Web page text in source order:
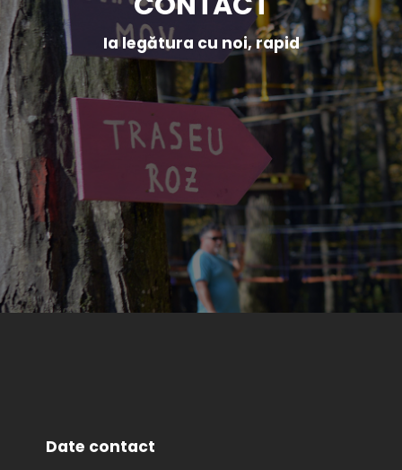
Ia legătura cu noi, rapid
Date contact